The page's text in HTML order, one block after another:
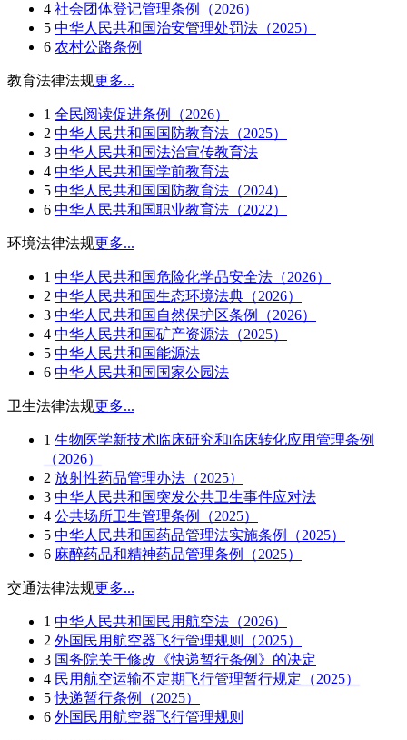
4 社会团体登记管理条例（2026）
5 中华人民共和国治安管理处罚法（2025）
6 农村公路条例
教育法律法规更多...
1 全民阅读促进条例（2026）
2 中华人民共和国国防教育法（2025）
3 中华人民共和国法治宣传教育法
4 中华人民共和国学前教育法
5 中华人民共和国国防教育法（2024）
6 中华人民共和国职业教育法（2022）
环境法律法规更多...
1 中华人民共和国危险化学品安全法（2026）
2 中华人民共和国生态环境法典（2026）
3 中华人民共和国自然保护区条例（2026）
4 中华人民共和国矿产资源法（2025）
5 中华人民共和国能源法
6 中华人民共和国国家公园法
卫生法律法规更多...
1 生物医学新技术临床研究和临床转化应用管理条例
（2026）
2 放射性药品管理办法（2025）
3 中华人民共和国突发公共卫生事件应对法
4 公共场所卫生管理条例（2025）
5 中华人民共和国药品管理法实施条例（2025）
6 麻醉药品和精神药品管理条例（2025）
交通法律法规更多...
1 中华人民共和国民用航空法（2026）
2 外国民用航空器飞行管理规则（2025）
3 国务院关于修改《快递暂行条例》的决定
4 民用航空运输不定期飞行管理暂行规定（2025）
5 快递暂行条例（2025）
6 外国民用航空器飞行管理规则